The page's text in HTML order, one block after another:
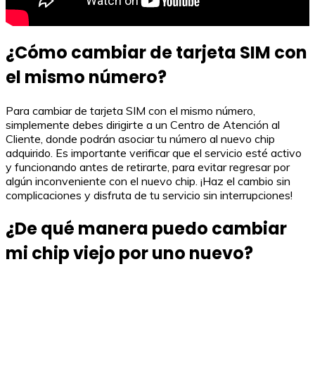
¿Cómo cambiar de tarjeta SIM con
el mismo número?
Para cambiar de tarjeta SIM con el mismo número,
simplemente debes dirigirte a un Centro de Atención al
Cliente, donde podrán asociar tu número al nuevo chip
adquirido. Es importante verificar que el servicio esté activo
y funcionando antes de retirarte, para evitar regresar por
algún inconveniente con el nuevo chip. ¡Haz el cambio sin
complicaciones y disfruta de tu servicio sin interrupciones!
¿De qué manera puedo cambiar
mi chip viejo por uno nuevo?